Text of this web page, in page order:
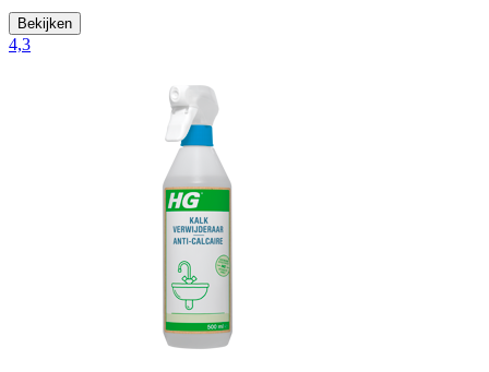
Bekijken
4,3